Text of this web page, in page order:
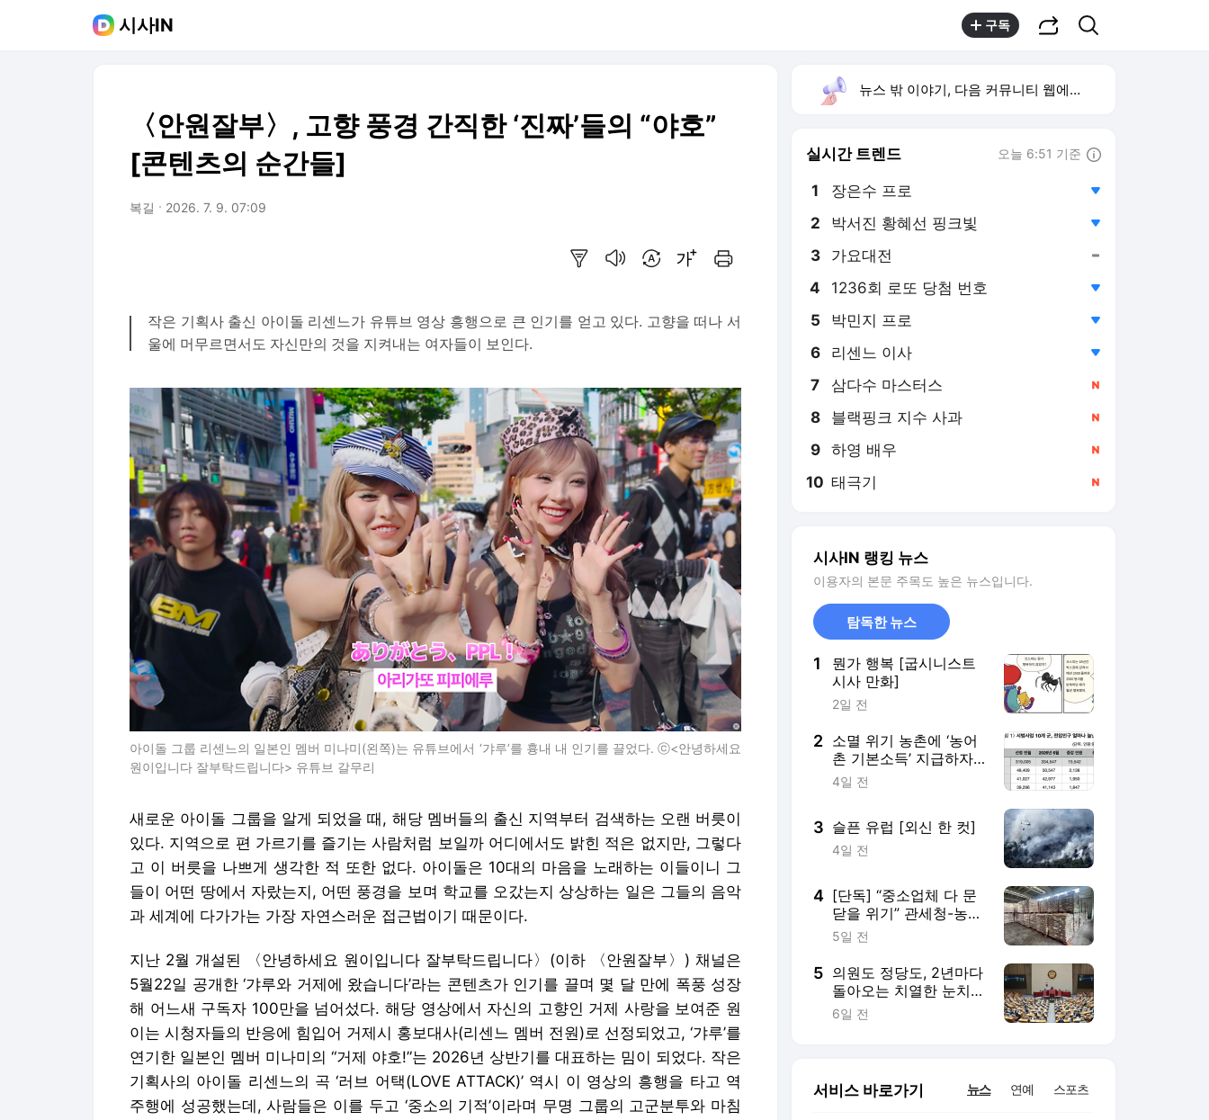
시사IN 구독
〈안원잘부〉, 고향 풍경 간직한 ‘진짜’들의 “야호”
[콘텐츠의 순간들]
복길 2026. 7. 9. 07:09
작은 기획사 출신 아이돌 리센느가 유튜브 영상 흥행으로 큰 인기를 얻고 있다. 고향을 떠나 서
울에 머무르면서도 자신만의 것을 지켜내는 여자들이 보인다.
아이돌 그룹 리센느의 일본인 멤버 미나미(왼쪽)는 유튜브에서 ‘갸루’를 흉내 내 인기를 끌었다. ⓒ<안녕하세요
원이입니다 잘부탁드립니다> 유튜브 갈무리
새로운 아이돌 그룹을 알게 되었을 때, 해당 멤버들의 출신 지역부터 검색하는 오랜 버릇이
있다. 지역으로 편 가르기를 즐기는 사람처럼 보일까 어디에서도 밝힌 적은 없지만, 그렇다
고 이 버릇을 나쁘게 생각한 적 또한 없다. 아이돌은 10대의 마음을 노래하는 이들이니 그
들이 어떤 땅에서 자랐는지, 어떤 풍경을 보며 학교를 오갔는지 상상하는 일은 그들의 음악
과 세계에 다가가는 가장 자연스러운 접근법이기 때문이다.
지난 2월 개설된 〈안녕하세요 원이입니다 잘부탁드립니다〉(이하 〈안원잘부〉) 채널은
5월22일 공개한 ‘갸루와 거제에 왔습니다’라는 콘텐츠가 인기를 끌며 몇 달 만에 폭풍 성장
해 어느새 구독자 100만을 넘어섰다. 해당 영상에서 자신의 고향인 거제 사랑을 보여준 원
이는 시청자들의 반응에 힘입어 거제시 홍보대사(리센느 멤버 전원)로 선정되었고, ‘갸루’를
연기한 일본인 멤버 미나미의 “거제 야호!”는 2026년 상반기를 대표하는 밈이 되었다. 작은
기획사의 아이돌 리센느의 곡 ‘러브 어택(LOVE ATTACK)’ 역시 이 영상의 흥행을 타고 역
주행에 성공했는데, 사람들은 이를 두고 ‘중소의 기적’이라며 무명 그룹의 고군분투와 마침
뉴스 밖 이야기, 다음 커뮤니티 웹에서 보기
실시간 트렌드 오늘 6:51 기준
1 장은수 프로
2 박서진 황혜선 핑크빛
3 가요대전
4 1236회 로또 당첨 번호
5 박민지 프로
6 리센느 이사
7 삼다수 마스터스
8 블랙핑크 지수 사과
9 하영 배우
10 태극기
시사IN 랭킹 뉴스
이용자의 본문 주목도 높은 뉴스입니다.
탐독한 뉴스
1
뭔가 행복 [굽시니스트
시사 만화]
2일 전
2 소멸 위기 농촌에 ‘농어
촌 기본소득’ 지급하자
생긴 일들
4일 전
3 슬픈 유럽 [외신 한 컷]
4일 전
4 [단독] “중소업체 다 문
닫을 위기” 관세청-농식
품부의 ‘설탕 전쟁’
5일 전
5 의원도 정당도, 2년마다
돌아오는 치열한 눈치
게임
6일 전
서비스 바로가기 뉴스 연예 스포츠